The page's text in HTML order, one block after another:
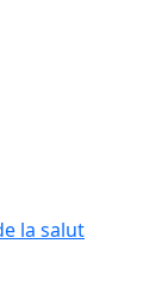
la salut